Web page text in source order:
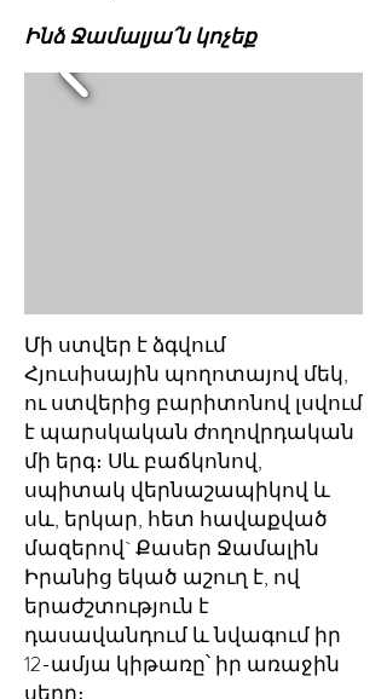
Ինձ Ջամալյա՛ն կոչեք
Մի ստվեր է ձգվում
Հյուսիսային պողոտայով մեկ,
ու ստվերից բարիտոնով լսվում
է պարսկական ժողովրդական
մի երգ։ Սև բաճկոնով,
սպիտակ վերնաշապիկով և
սև, երկար, հետ հավաքված
մազերով` Քասեր Ջամալին
Իրանից եկած աշուղ է, ով
երաժշտություն է
դասավանդում և նվագում իր
12-ամյա կիթառը՝ իր առաջին
սերը։